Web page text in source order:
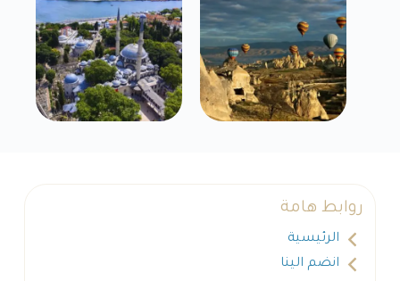
روابط هامة
الرئيسية
انضم الينا